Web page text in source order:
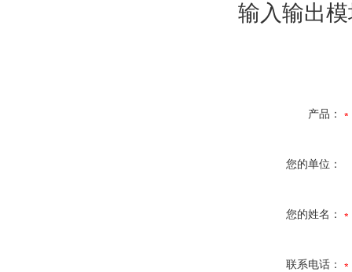
输入输出
产品：
您的单位：
您的姓名：
联系电话：